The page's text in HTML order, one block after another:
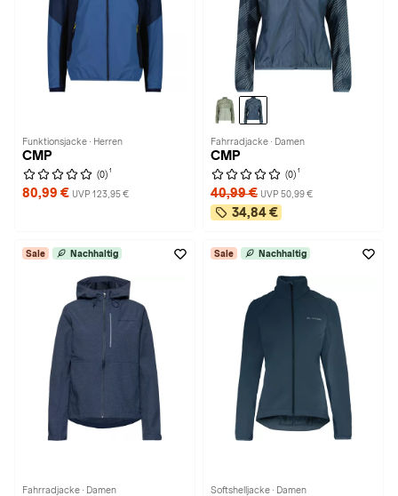
Funktionsjacke · Herren
CMP
(0) 1
80,99 € UVP 123,95 €
Fahrradjacke · Damen
CMP
(0) 1
40,99 € UVP 50,99 €
34,84 €
Sale Nachhaltig
Fahrradjacke · Damen
Sale Nachhaltig
Softshelljacke · Damen